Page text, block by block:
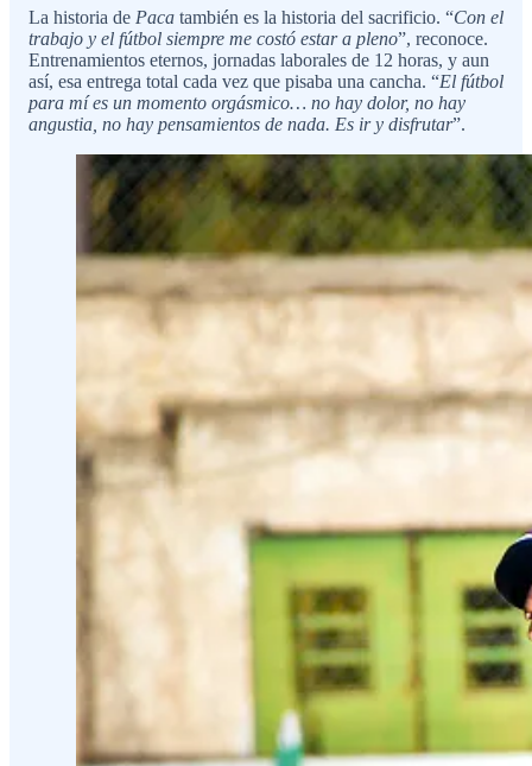
La historia de Paca también es la historia del sacrificio. “Con el
trabajo y el fútbol siempre me costó estar a pleno”, reconoce.
Entrenamientos eternos, jornadas laborales de 12 horas, y aun
así, esa entrega total cada vez que pisaba una cancha. “El fútbol
para mí es un momento orgásmico… no hay dolor, no hay
angustia, no hay pensamientos de nada. Es ir y disfrutar”.